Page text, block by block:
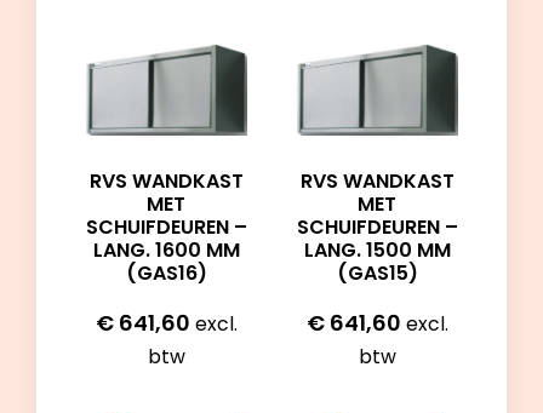
RVS WANDKAST
MET
SCHUIFDEUREN –
LANG. 1600 MM
(GAS16)
€641,60 excl.
btw
RVS WANDKAST
MET
SCHUIFDEUREN –
LANG. 1500 MM
(GAS15)
€641,60 excl.
btw